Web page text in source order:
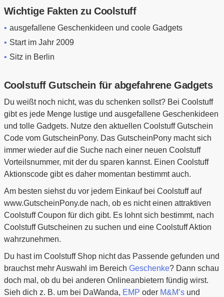
Wichtige Fakten zu Coolstuff
ausgefallene Geschenkideen und coole Gadgets
Start im Jahr 2009
Sitz in Berlin
Coolstuff Gutschein für abgefahrene Gadgets
Du weißt noch nicht, was du schenken sollst? Bei Coolstuff
gibt es jede Menge lustige und ausgefallene Geschenkideen
und tolle Gadgets. Nutze den aktuellen Coolstuff Gutschein
Code vom GutscheinPony. Das GutscheinPony macht sich
immer wieder auf die Suche nach einer neuen Coolstuff
Vorteilsnummer, mit der du sparen kannst. Einen Coolstuff
Aktionscode gibt es daher momentan bestimmt auch.
Am besten siehst du vor jedem Einkauf bei Coolstuff auf
www.GutscheinPony.de nach, ob es nicht einen attraktiven
Coolstuff Coupon für dich gibt. Es lohnt sich bestimmt, nach
Coolstuff Gutscheinen zu suchen und eine Coolstuff Aktion
wahrzunehmen.
Du hast im Coolstuff Shop nicht das Passende gefunden und
brauchst mehr Auswahl im Bereich Geschenke? Dann schau
doch mal, ob du bei anderen Onlineanbietern fündig wirst.
Sieh dich z. B. um bei DaWanda, EMP oder M&M’sund